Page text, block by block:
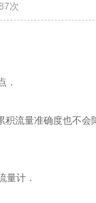
次
．
流量准确度也不会
量计．